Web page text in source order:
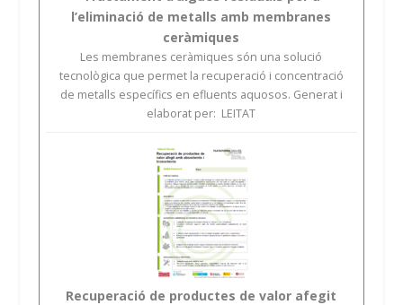
l’eliminació de metalls amb membranes
ceràmiques
Les membranes ceràmiques són una solució
tecnològica que permet la recuperació i concentració
de metalls específics en efluents aquosos. Generat i
elaborat per: LEITAT
Recuperació de productes de valor afegit